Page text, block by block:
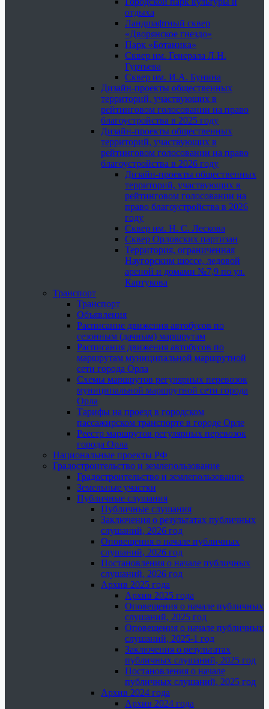
отдыха
Ландшафтный сквер
«Дворянское гнездо»
Парк «Ботаника»
Сквер им. Генерала Л.Н.
Гуртьева
Сквер им. И.А. Бунина
Дизайн-проекты общественных
территорий, участвующих в
рейтинговом голосовании на право
благоустройства в 2025 году
Дизайн-проекты общественных
территорий, участвующих в
рейтинговом голосовании на право
благоустройства в 2026 году
Дизайн-проекты общественных
территорий, участвующих в
рейтинговом голосовании на
право благоустройства в 2026
году
Сквер им. Н. С. Лескова
Сквер Орловских партизан
Территория, ограниченная
Наугорским шоссе, ледовой
ареной и домами №7,9 по ул.
Картукова
Транспорт
Транспорт
Объявления
Расписание движения автобусов по
сезонным (дачным) маршрутам
Расписания движения автобусов по
маршрутам муниципальной маршрутной
сети города Орла
Схемы маршрутов регулярных перевозок
муниципальной маршрутной сети города
Орла
Тарифы на проезд в городском
пассажирском транспорте в городе Орле
Реестр маршрутов регулярных перевозок
города Орла
Национальные проекты РФ
Градостроительство и землепользование
Градостроительство и землепользование
Земельные участки
Публичные слушания
Публичные слушания
Заключения о результатах публичных
слушаний, 2026 год
Оповещения о начале публичных
слушаний, 2026 год
Постановления о начале публичных
слушаний, 2026 год
Архив 2025 года
Архив 2025 года
Оповещения о начале публичных
слушаний, 2025 год
Оповещения о начале публичных
слушаний, 2025-1 год
Заключения о результатах
публичных слушаний, 2025 год
Постановления о начале
публичных слушаний, 2025 год
Архив 2024 года
Архив 2024 года